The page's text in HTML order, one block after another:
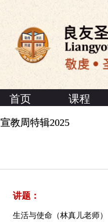
首页 课程
宣教周特辑2025
讲题：
生活与使命（林真儿老师）